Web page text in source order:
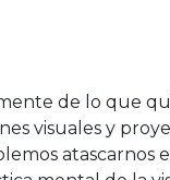
de lo que
visuales y
atascarnos